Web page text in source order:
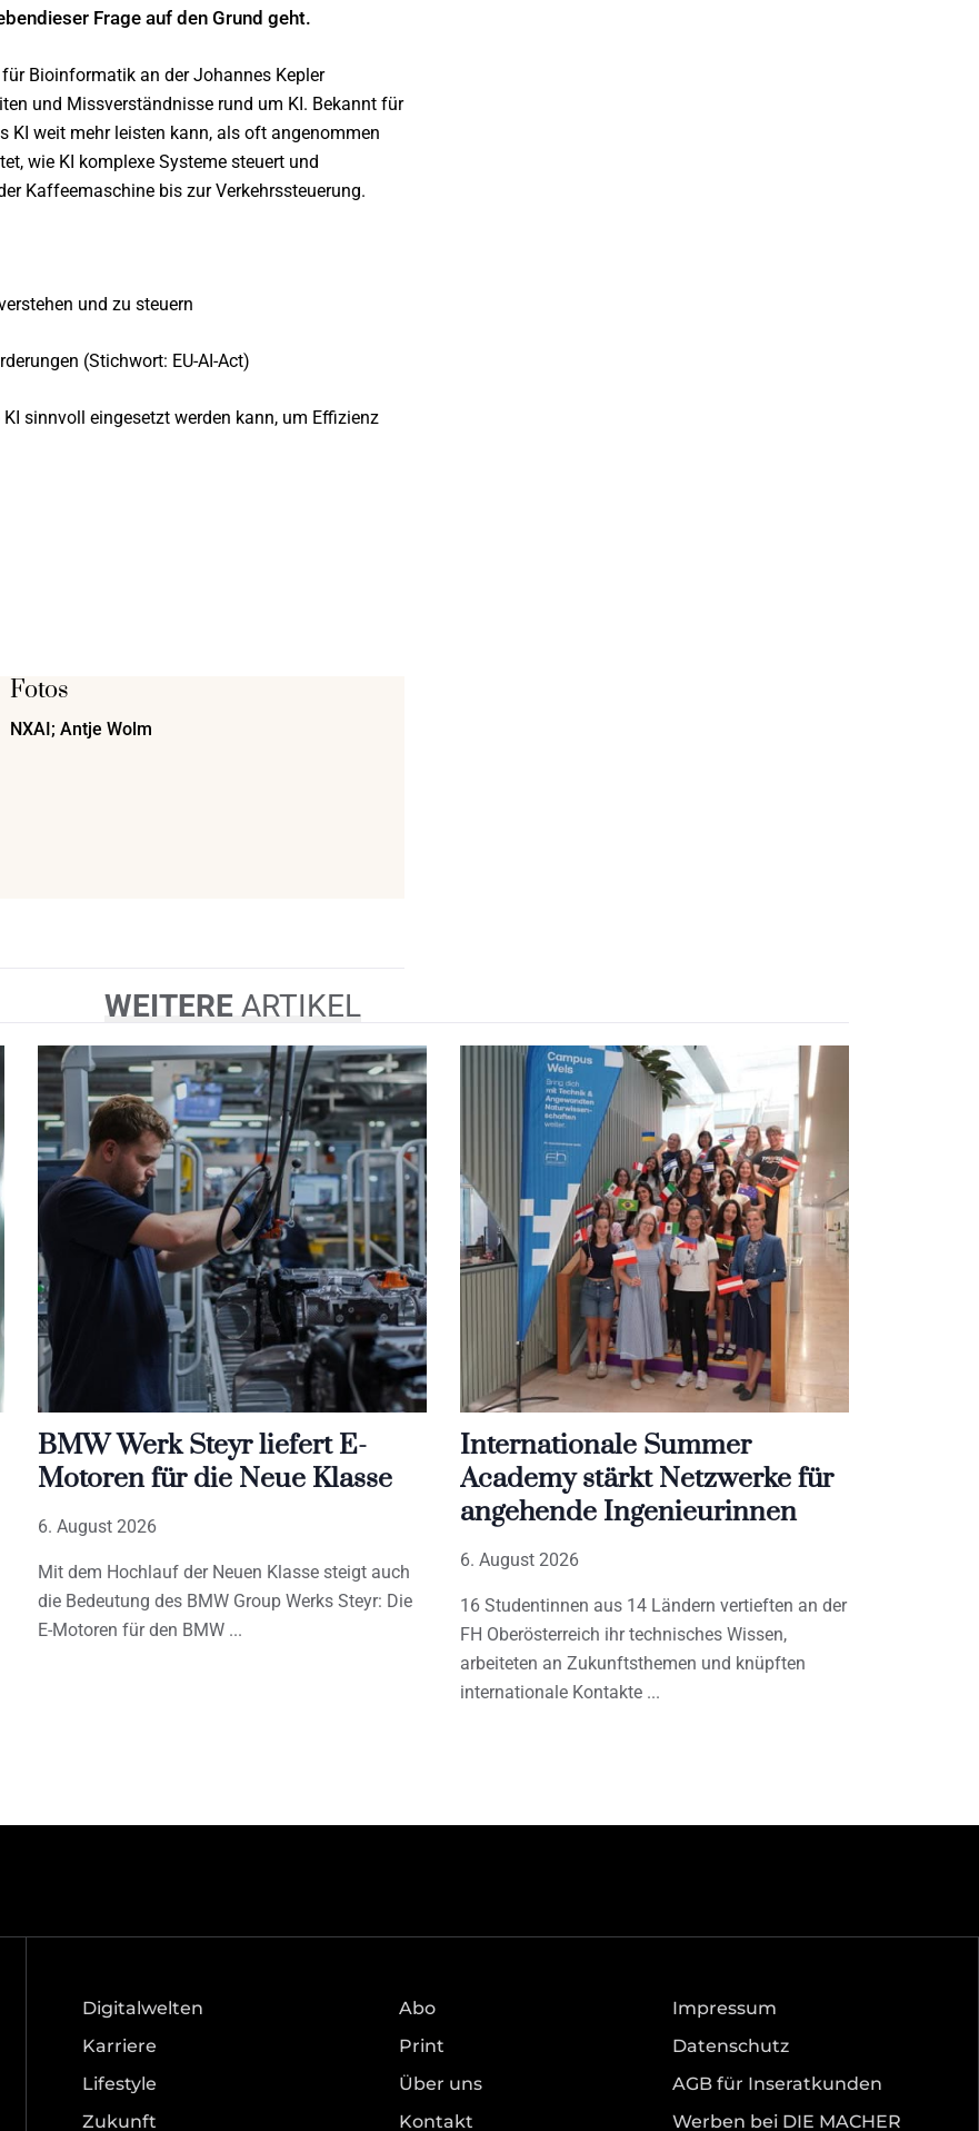
Frage auf den Grund geht.
Bioinformatik an der Johannes Kepler
und Missverständnisse rund um KI. Bekannt für
KI weit mehr leisten kann, als oft angenommen
wie KI komplexe Systeme steuert und
Kaffeemaschine bis zur Verkehrssteuerung.
und zu steuern
(Stichwort: EU-AI-Act)
sinnvoll eingesetzt werden kann, um Effizienz
Fotos
NXAI; Antje Wolm
WEITERE ARTIKEL
BMW Werk Steyr liefert E-
Motoren für die Neue Klasse
6. August 2026
Mit dem Hochlauf der Neuen Klasse steigt auch
die Bedeutung des BMW Group Werks Steyr: Die
E-Motoren für den BMW
Internationale Summer
Academy stärkt Netzwerke für
angehende Ingenieurinnen
6. August 2026
16 Studentinnen aus 14 Ländern vertieften an der
FH Oberösterreich ihr technisches Wissen,
arbeiteten an Zukunftsthemen und knüpften
internationale Kontakte
Digitalwelten
Karriere
Lifestyle
Zukunft
Abo
Print
Über uns
Kontakt
Impressum
Datenschutz
AGB für Inseratkunden
Werben bei DIE MACHER